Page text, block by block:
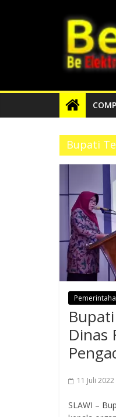
Media
Informasi
Nasional
dan
Bupati
Dinas
11 Juli 2022
SLAWI –